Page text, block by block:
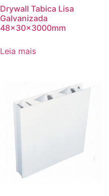
Drywall Tabica Lisa
Galvanizada
48x30x3000mm
Leia mais